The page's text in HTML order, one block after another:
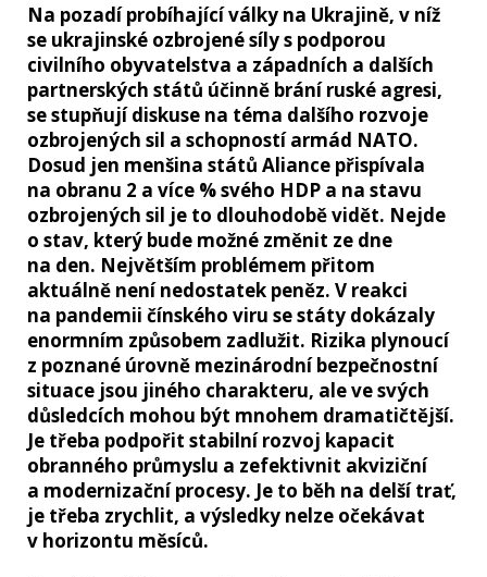
Na pozadí probíhající války na Ukrajině, v níž
se ukrajinské ozbrojené síly s podporou
civilního obyvatelstva a západních a dalších
partnerských států účinně brání ruské agresi,
se stupňují diskuse na téma dalšího rozvoje
ozbrojených sil a schopností armád NATO.
Dosud jen menšina států Aliance přispívala
na obranu 2 a více % svého HDP a na stavu
ozbrojených sil je to dlouhodobě vidět. Nejde
o stav, který bude možné změnit ze dne
na den. Největším problémem přitom
aktuálně není nedostatek peněz. V reakci
na pandemii čínského viru se státy dokázaly
enormním způsobem zadlužit. Rizika plynoucí
z poznané úrovně mezinárodní bezpečnostní
situace jsou jiného charakteru, ale ve svých
důsledcích mohou být mnohem dramatičtější.
Je třeba podpořit stabilní rozvoj kapacit
obranného průmyslu a zefektivnit akviziční
a modernizační procesy. Je to běh na delší trať,
je třeba zrychlit, a výsledky nelze očekávat
v horizontu měsíců.